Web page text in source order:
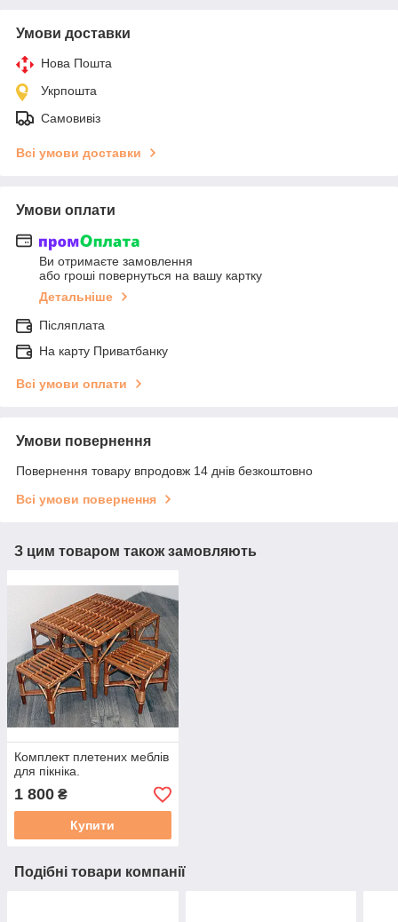
Умови доставки
Нова Пошта
Укрпошта
Самовивіз
Всі умови доставки
Умови оплати
Ви отримаєте замовлення
або гроші повернуться на вашу картку
Детальніше
Післяплата
На карту Приватбанку
Всі умови оплати
Умови повернення
Повернення товару впродовж 14 днів безкоштовно
Всі умови повернення
З цим товаром також замовляють
Комплект плетених меблів
для пікніка.
1 800 ₴
Купити
Подібні товари компанії